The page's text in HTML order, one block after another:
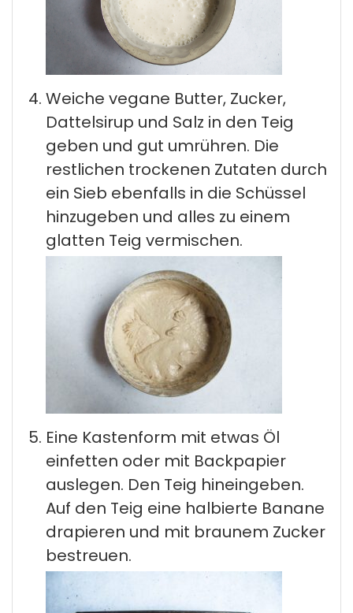
Weiche vegane Butter, Zucker,
Dattelsirup und Salz in den Teig
geben und gut umrühren. Die
restlichen trockenen Zutaten durch
ein Sieb ebenfalls in die Schüssel
hinzugeben und alles zu einem
glatten Teig vermischen.
Eine Kastenform mit etwas Öl
einfetten oder mit Backpapier
auslegen. Den Teig hineingeben.
Auf den Teig eine halbierte Banane
drapieren und mit braunem Zucker
bestreuen.